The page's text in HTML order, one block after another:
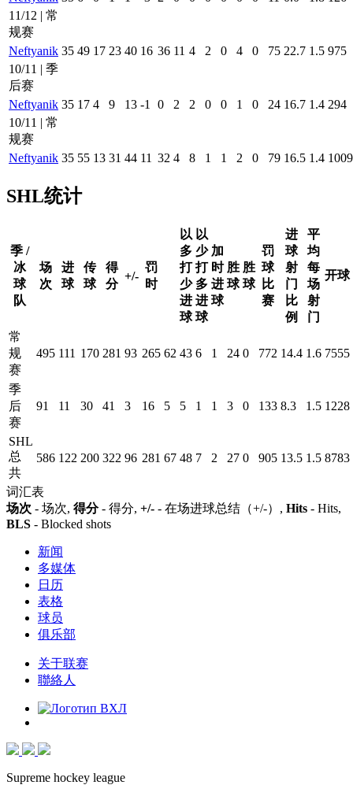
11/12 | 常
规赛
Neftyanik 35 49 17 23 40 16 36 11 4 2 0 4 0 75 22.7 1.5 975
10/11 | 季
后赛
Neftyanik 35 17 4 9 13 -1 0 2 2 0 0 1 0 24 16.7 1.4 294
10/11 | 常
规赛
Neftyanik 35 55 13 31 44 11 32 4 8 1 1 2 0 79 16.5 1.4 1009
SHL统计
季 /
冰
球
队
场
次
进
球
传
球
得
分
+/-
罚
时
以
多
打
少
进
球
以
少
打
多
进
球
加
时
进
球
胜
球
胜
球
罚
球
比
赛
进
球
射
门
比
例
平
均
每
场
射
门
开球
常
规
赛
495 111 170 281 93 265 62 43 6 1 24 0 772 14.4 1.6 7555
季
后
赛
91 11 30 41 3 16 5 5 1 1 3 0 133 8.3 1.5 1228
SHL
总
共
586 122 200 322 96 281 67 48 7 2 27 0 905 13.5 1.5 8783
词汇表
场次 - 场次, 得分- 得分, +/- - 在场进球总结（+/-）, Hits - Hits,
BLS - Blocked shots
新闻
多媒体
日历
表格
球员
俱乐部
关于联赛
聯絡人
Supreme hockey league